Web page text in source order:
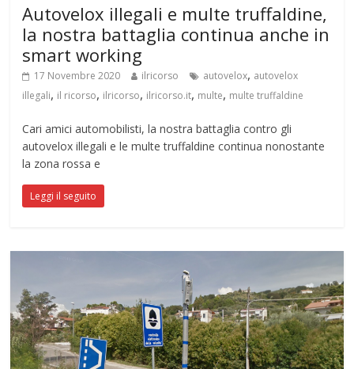
Autovelox illegali e multe truffaldine,
la nostra battaglia continua anche in
smart working
17 Novembre 2020 ilricorso autovelox, autovelox
illegali, il ricorso, ilricorso, ilricorso.it, multe, multe truffaldine
Cari amici automobilisti, la nostra battaglia contro gli
autovelox illegali e le multe truffaldine continua nonostante
la zona rossa e
Leggi il seguito